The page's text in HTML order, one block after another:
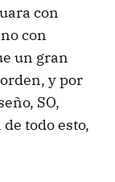
con
con
un gran
y por
SO,
todo esto,